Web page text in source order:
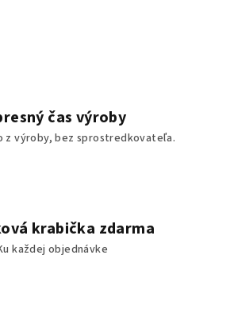
čas výroby
z výroby, bez sprostredkovateľa.
krabička zdarma
každej objednávke